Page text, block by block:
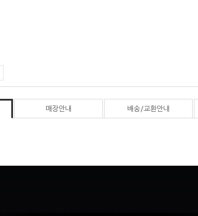
매장안내 배송/교환안내